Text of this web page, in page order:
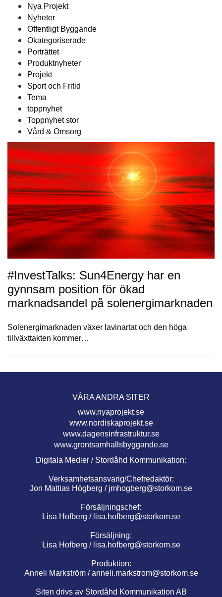
Nya Projekt
Nyheter
Offentligt Byggande
Okategoriserade
Porträttet
Produktnyheter
Projekt
Sport och Fritid
Tema
toppnyhet
Toppnyhet stor
Vård & Omsorg
#InvestTalks: Sun4Energy har en
gynnsam position för ökad
marknadsandel på solenergimarknaden
Solenergimarknaden växer lavinartat och den höga
tillväxttakten kommer…
VÅRA ANDRA SITER
www.nyaprojekt.se
www.nordiskaprojekt.se
www.dagensinfrastruktur.se
www.grontsamhallsbyggande.se
Digitala Medier / Stordåhd Kommunikation:
Verksamhetsansvarig/Chefredaktör:
Jon Mattias Högberg / jmhogberg@storkom.se
Försäljningschef:
Lisa Hofberg / lisa.hofberg@storkom.se
Försäljning:
Lisa Hofberg / lisa.hofberg@storkom.se
Produktion:
Anneli Markström /anneli.markstrom@storkom.se
Siten drivs av Stordåhd Kommunikation AB